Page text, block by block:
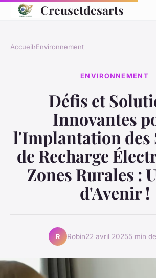
Creusetdesarts
Accueil›Environnement
ENVIRONNEMENT
Défis et
Innovantes
l'Implantation des
de Recharge
Zones Rurales :
d'Avenir !
R Robin22 avril 20255 min